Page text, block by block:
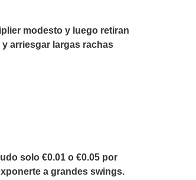
modesto y luego retiran
arriesgar largas rachas
solo €0.01 o €0.05 por
a grandes swings.